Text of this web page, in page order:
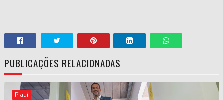
PUBLICAÇÕES RELACIONADAS
Piauí